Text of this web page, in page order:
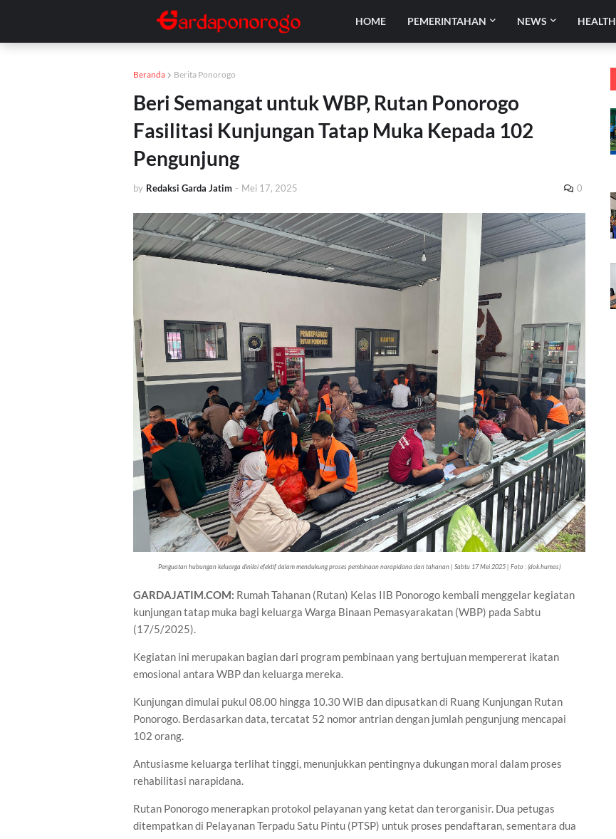
HOME PEMERINTAHAN NEWS HEALTH
Beranda Berita Ponorogo
Beri Semangat untuk WBP, Rutan Ponorogo
Fasilitasi Kunjungan Tatap Muka Kepada 102
Pengunjung
by Redaksi Garda Jatim - Mei 17, 2025 0
Penguatan hubungan keluarga dinilai efektif dalam mendukung proses pembinaan narapidana dan tahanan | Sabtu 17 Mei 2025 | Foto : (dok.humas)
GARDAJATIM.COM: Rumah Tahanan (Rutan) Kelas IIB Ponorogo kembali menggelar kegiatan
kunjungan tatap muka bagi keluarga Warga Binaan Pemasyarakatan (WBP) pada Sabtu
(17/5/2025).
Kegiatan ini merupakan bagian dari program pembinaan yang bertujuan mempererat ikatan
emosional antara WBP dan keluarga mereka.
Kunjungan dimulai pukul 08.00 hingga 10.30 WIB dan dipusatkan di Ruang Kunjungan Rutan
Ponorogo. Berdasarkan data, tercatat 52 nomor antrian dengan jumlah pengunjung mencapai
102 orang.
Antusiasme keluarga terlihat tinggi, menunjukkan pentingnya dukungan moral dalam proses
rehabilitasi narapidana.
Rutan Ponorogo menerapkan protokol pelayanan yang ketat dan terorganisir. Dua petugas
ditempatkan di Pelayanan Terpadu Satu Pintu (PTSP) untuk proses pendaftaran, sementara dua